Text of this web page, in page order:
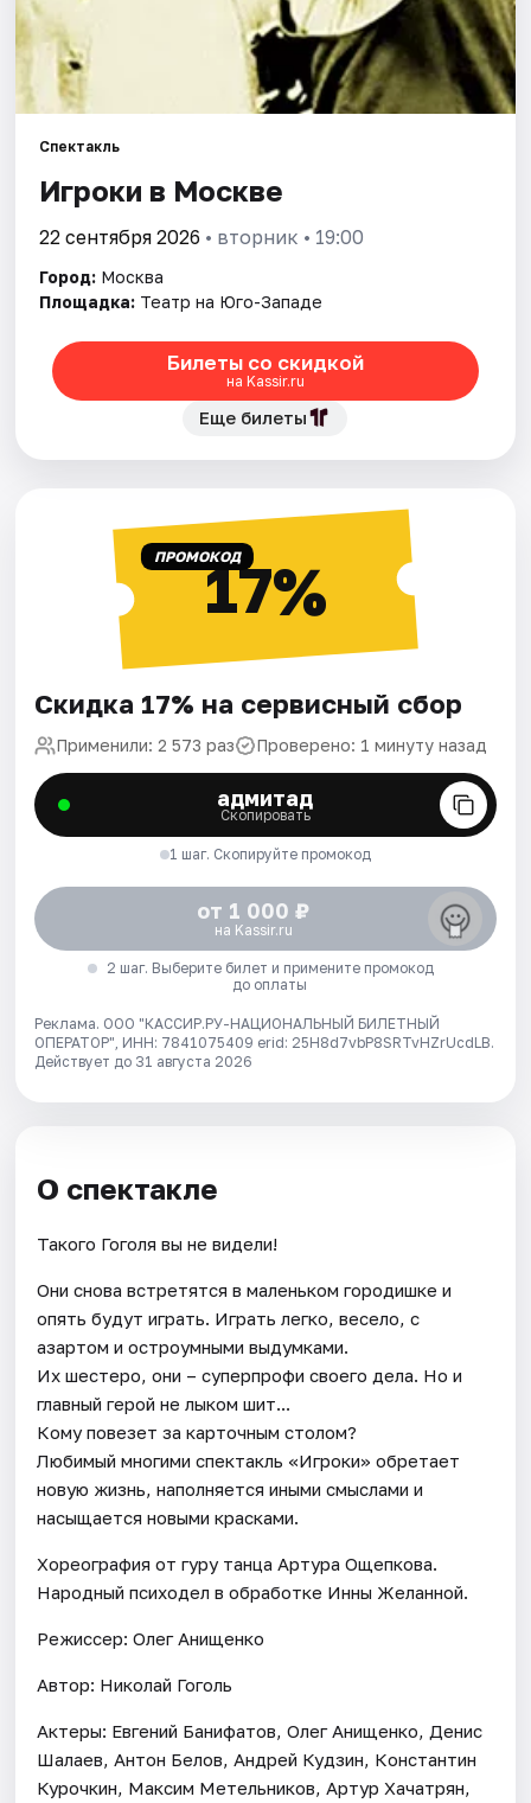
Спектакль
Игроки в Москве
22 сентября 2026 • вторник • 19:00
Город: Москва
Площадка: Театр на Юго-Западе
Билеты со скидкой
на Kassir.ru
Еще билеты
ПРОМОКОД17%
Скидка 17% на сервисный сбор
Применили: 2 573 раз Проверено: 1 минуту назад
адмитад
Скопировать
1 шаг. Скопируйте промокод
от 1 000 ₽
на Kassir.ru
2 шаг. Выберите билет и примените промокод
до оплаты
Реклама. ООО "КАССИР.РУ-НАЦИОНАЛЬНЫЙ БИЛЕТНЫЙ
ОПЕРАТОР", ИНН: 7841075409 erid: 25H8d7vbP8SRTvHZrUcdLB.
Действует до 31 августа 2026
О спектакле
Такого Гоголя вы не видели!
Они снова встретятся в маленьком городишке и
опять будут играть. Играть легко, весело, с
азартом и остроумными выдумками.
Их шестеро, они – суперпрофи своего дела. Но и
главный герой не лыком шит...
Кому повезет за карточным столом?
Любимый многими спектакль «Игроки» обретает
новую жизнь, наполняется иными смыслами и
насыщается новыми красками.
Хореография от гуру танца Артура Ощепкова.
Народный психодел в обработке Инны Желанной.
Режиссер: Олег Анищенко
Автор: Николай Гоголь
Актеры: Евгений Банифатов, Олег Анищенко, Денис
Шалаев, Антон Белов, Андрей Кудзин, Константин
Курочкин, Максим Метельников, Артур Хачатрян,